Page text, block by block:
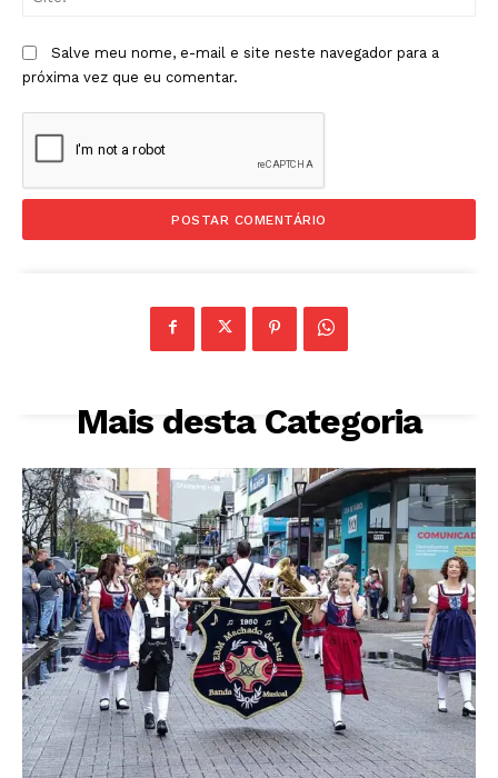
Salve meu nome, e-mail e site neste navegador para a
próxima vez que eu comentar.
Mais desta Categoria